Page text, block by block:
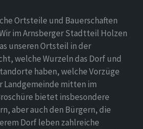
Ortsteile und Bauerschaften
im Arnsberger Stadtteil Holzen
unseren Ortsteil in der
welche Wurzeln das Dorf und
haben, welche Vorzüge
Landgemeinde mitten im
bietet insbesondere
aber auch den Bürgern, die
Dorf leben zahlreiche